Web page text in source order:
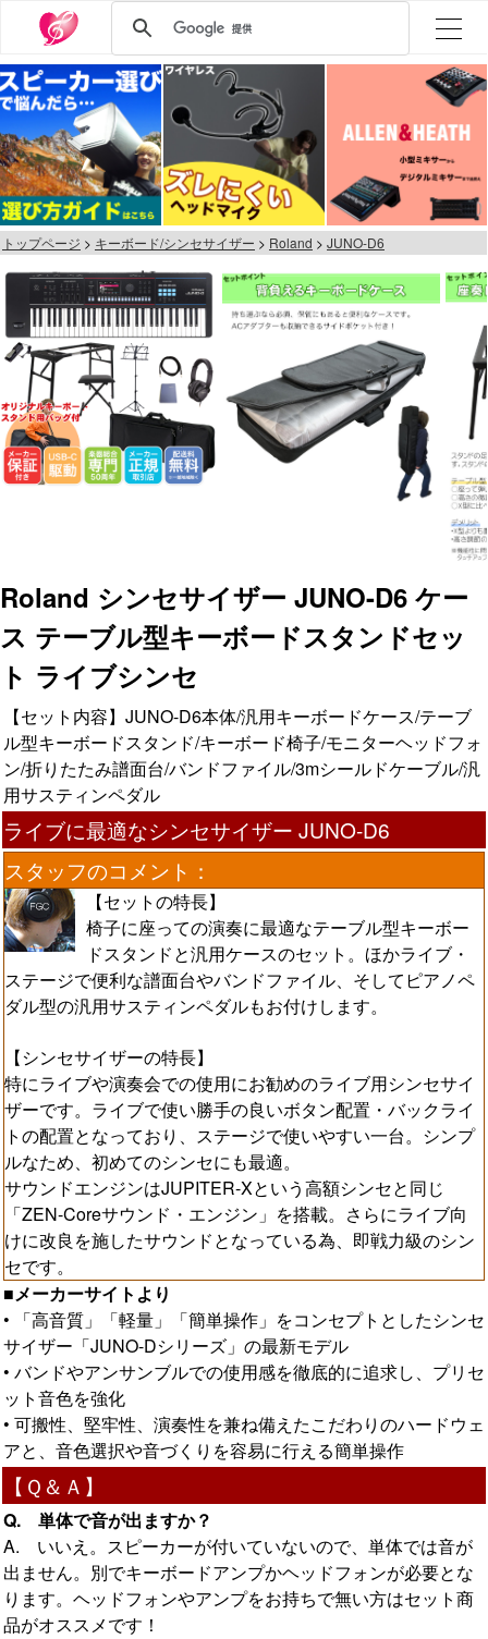
トップページ キーボード/シンセサイザー Roland JUNO-D6
Roland シンセサイザー JUNO-D6 ケー
ス テーブル型キーボードスタンドセッ
ト ライブシンセ
【セット内容】JUNO-D6本体/汎用キーボードケース/テーブ
ル型キーボードスタンド/キーボード椅子/モニターヘッドフォ
ン/折りたたみ譜面台/バンドファイル/3mシールドケーブル/汎
用サスティンペダル
ライブに最適なシンセサイザー JUNO-D6
スタッフのコメント：
【セットの特長】
椅子に座っての演奏に最適なテーブル型キーボー
ドスタンドと汎用ケースのセット。ほかライブ・
ステージで便利な譜面台やバンドファイル、そしてピアノペ
ダル型の汎用サスティンペダルもお付けします。
【シンセサイザーの特長】
特にライブや演奏会での使用にお勧めのライブ用シンセサイ
ザーです。ライブで使い勝手の良いボタン配置・バックライ
トの配置となっており、ステージで使いやすい一台。シンプ
ルなため、初めてのシンセにも最適。
サウンドエンジンはJUPITER-Xという高額シンセと同じ
「ZEN-Coreサウンド・エンジン」を搭載。さらにライブ向
けに改良を施したサウンドとなっている為、即戦力級のシン
セです。
■メーカーサイトより
• 「高音質」「軽量」「簡単操作」をコンセプトとしたシンセ
サイザー「JUNO-Dシリーズ」の最新モデル
• バンドやアンサンブルでの使用感を徹底的に追求し、プリセ
ット音色を強化
• 可搬性、堅牢性、演奏性を兼ね備えたこだわりのハードウェ
アと、音色選択や音づくりを容易に行える簡単操作
【Ｑ＆Ａ】
Q. 単体で音が出ますか？
A. いいえ。スピーカーが付いていないので、単体では音が
出ません。別でキーボードアンプかヘッドフォンが必要とな
ります。ヘッドフォンやアンプをお持ちで無い方はセット商
品がオススメです！